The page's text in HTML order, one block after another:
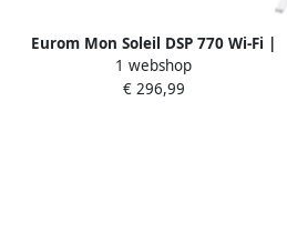
Eurom Mon Soleil DSP 770 Wi-Fi |
Infrarood verwarmingspaneel 361933
1 webshop
€ 296,99